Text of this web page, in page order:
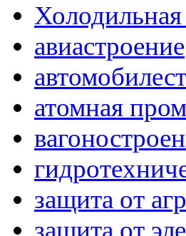
авиастроение
атомная
защита от